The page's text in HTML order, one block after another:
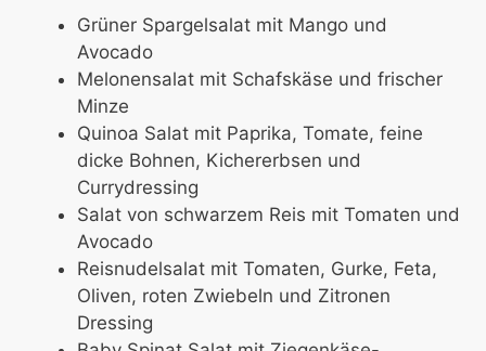
Grüner Spargelsalat mit Mango und
Avocado
Melonensalat mit Schafskäse und frischer
Minze
Quinoa Salat mit Paprika, Tomate, feine
dicke Bohnen, Kichererbsen und
Currydressing
Salat von schwarzem Reis mit Tomaten und
Avocado
Reisnudelsalat mit Tomaten, Gurke, Feta,
Oliven, roten Zwiebeln und Zitronen
Dressing